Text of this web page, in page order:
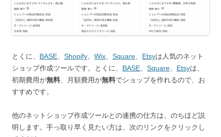
とくに、 BASE Shopify Wix Square Etsyは人気のネット
ショップ作成ツールです。とくに、 BASE Square Etsyは、
初期費用が無料 、月額費用が無料でショップを作れるので、お
すすめです。
他のネットショップ作成ツールとの連携の仕方は、のちほど説
明します。手っ取り早く見たい方は、次のリンクをクリックし